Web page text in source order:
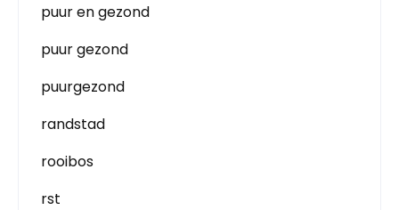
puur en gezond
puur gezond
puurgezond
randstad
rooibos
rst